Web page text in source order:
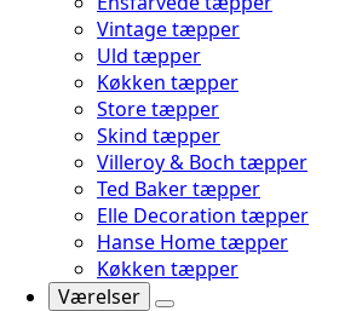
Vintage tæpper
Uld tæpper
Køkken tæpper
Store tæpper
Skind tæpper
Villeroy & Boch tæpper
Ted Baker tæpper
Elle Decoration tæpper
Hanse Home tæpper
Køkken tæpper
Værelser